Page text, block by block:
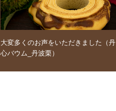
大変多くのお声をいただきました（丹
心バウム_丹波栗）